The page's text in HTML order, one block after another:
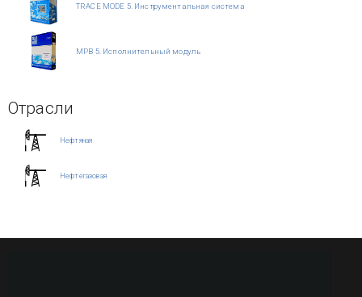
TRACE MODE 5. Инструментальная система
МРВ 5. Исполнительный модуль
Отрасли
Нефтяная
Нефтегазовая